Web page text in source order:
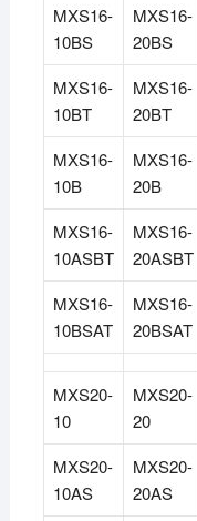
MXS16-
10BS
MXS16-
20BS
MXS16-
10BT
MXS16-
20BT
MXS16-
10B
MXS16-
20B
MXS16-
10ASBT
MXS16-
20ASBT
MXS16-
10BSAT
MXS16-
20BSAT
MXS20-
10
MXS20-
20
MXS20-
10AS
MXS20-
20AS